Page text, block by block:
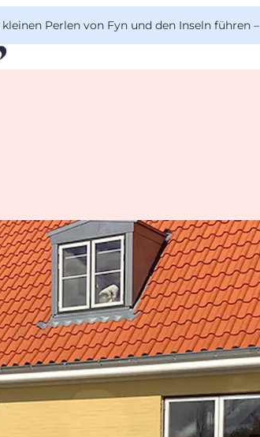
Perlen von Fyn und den Inseln führen –